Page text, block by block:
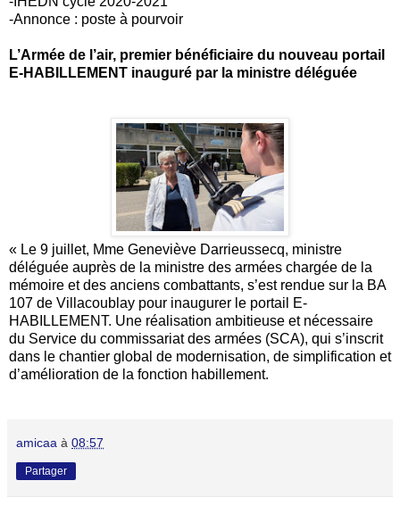
-Annonce : poste à pourvoir
L’Armée de l’air, premier bénéficiaire du nouveau portail
E-HABILLEMENT inauguré par la ministre déléguée
« Le 9 juillet, Mme Geneviève Darrieussecq, ministre
déléguée auprès de la ministre des armées chargée de la
mémoire et des anciens combattants, s’est rendue sur la BA
107 de Villacoublay pour inaugurer le portail E-
HABILLEMENT. Une réalisation ambitieuse et nécessaire
du Service du commissariat des armées (SCA), qui s’inscrit
dans le chantier global de modernisation, de simplification et
d’amélioration de la fonction habillement.
amicaa à 08:57
Partager